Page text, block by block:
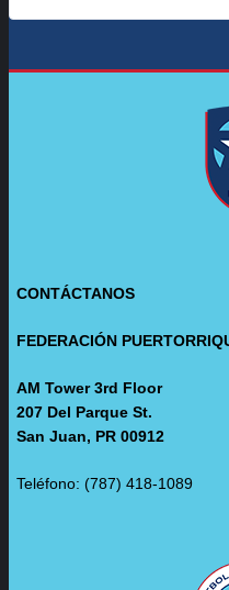
CONTÁCTANOS
FEDERACIÓN
AM Tower 3rd Floor
207 Del Parque St.
San Juan, PR 00912
Teléfono: (787) 418-1089